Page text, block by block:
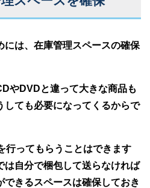
には、在庫管理スペースの確保
やDVDと違って大きな商品も
しても必要になってくるからで
行ってもらうことはできます
は自分で梱包して送らなければ
きるスペースは確保しておき